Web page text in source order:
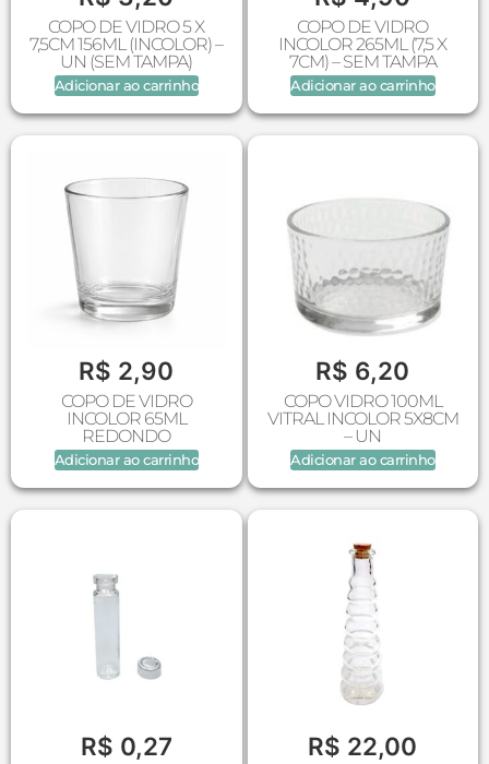
COPO DE VIDRO 5 X
7,5CM 156ML (INCOLOR) –
UN (SEM TAMPA)
Adicionar ao carrinho
COPO DE VIDRO
INCOLOR 265ML (7,5 X
7CM) – SEM TAMPA
Adicionar ao carrinho
R$ 2,90
COPO DE VIDRO
INCOLOR 65ML
REDONDO
Adicionar ao carrinho
R$ 6,20
COPO VIDRO 100ML
VITRAL INCOLOR 5X8CM
– UN
Adicionar ao carrinho
R$ 0,27 R$ 22,00